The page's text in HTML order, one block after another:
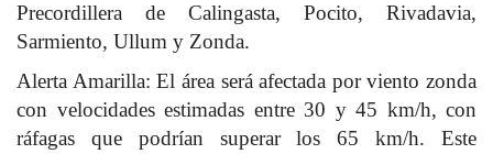
Precordillera de Calingasta, Pocito, Rivadavia,
Sarmiento, Ullum y Zonda.
Alerta Amarilla: El área será afectada por viento zonda
con velocidades estimadas entre 30 y 45 km/h, con
ráfagas que podrían superar los 65 km/h. Este